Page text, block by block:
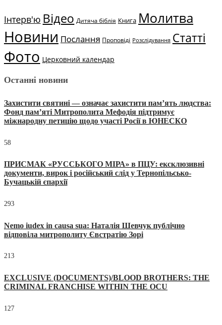
Інтерв'ю Відео Дитяча біблія Книга Молитва
Новини Послання Проповіді Розслідування Статті
Фото Церковний календар
Останні новини
Захистити святині — означає захистити пам’ять людства:
Фонд пам’яті Митрополита Мефодія підтримує
міжнародну петицію щодо участі Росії в ЮНЕСКО
58
ПРИСМАК «РУССЬКОГО МІРА» в ПЦУ: ексклюзивні
документи, вирок і російський слід у Тернопільсько-
Бучацькій єпархії
293
Nemo iudex in causa sua: Наталія Шевчук публічно
відповіла митрополиту Євстратію Зорі
213
EXCLUSIVE (DOCUMENTS)/BLOOD BROTHERS: THE
CRIMINAL FRANCHISE WITHIN THE OCU
127